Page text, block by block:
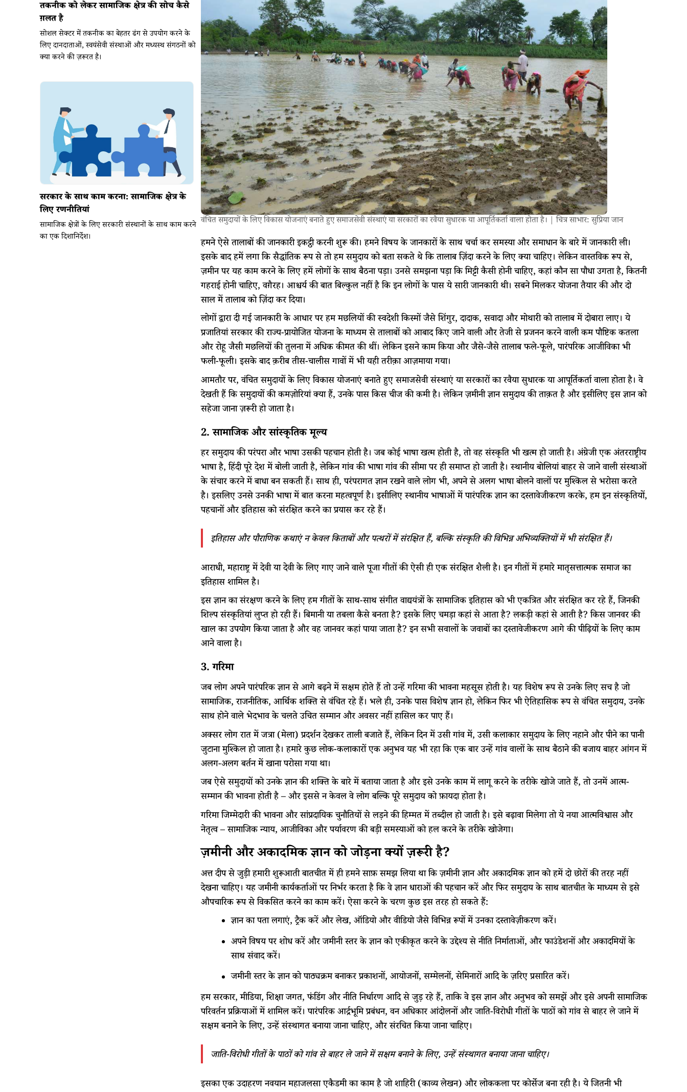
तकनीक को लेकर सामाजिक क्षेत्र की सोच कैसे
ग़लत है
सोशल सेक्टर में तकनीक का बेहतर ढंग से उपयोग करने के
लिए दानदाताओं, स्वयंसेवी संस्थाओं और मध्यस्थ संगठनों को
क्या करने की ज़रूरत है।
सरकार के साथ काम करना: सामाजिक क्षेत्र के
लिए रणनीतियां
सामाजिक क्षेत्रों के लिए सरकारी संस्थानों के साथ काम करने
का एक दिशानिर्देश।
वंचित समुदायों के लिए विकास योजनाएं बनाते हुए समाजसेवी संस्थाएं या सरकारों का रवैया सुधारक या आपूर्तिकर्ता वाला होता है। | चित्र साभार: सुप्रिया जान
हमने ऐसे तालाबों की जानकारी इकट्ठी करनी शुरू की। हमने विषय के जानकारों के साथ चर्चा कर समस्या और समाधान के बारे में जानकारी ली।
इसके बाद हमें लगा कि सैद्धांतिक रूप से तो हम समुदाय को बता सकते थे कि तालाब ज़िंदा करने के लिए क्या चाहिए। लेकिन वास्तविक रूप से,
ज़मीन पर यह काम करने के लिए हमें लोगों के साथ बैठना पड़ा। उनसे समझना पड़ा कि मिट्टी कैसी होनी चाहिए, कहां कौन सा पौधा उगता है, कितनी
गहराई होनी चाहिए, वग़ैरह। आश्चर्य की बात बिल्कुल नहीं है कि इन लोगों के पास ये सारी जानकारी थी। सबने मिलकर योजना तैयार की और दो
साल में तालाब को ज़िंदा कर दिया।
लोगों द्वारा दी गई जानकारी के आधार पर हम मछलियों की स्वदेशी किस्मों जैसे शिंगुर, दादाक, सवादा और मोथारी को तालाब में दोबारा लाए। ये
प्रजातियां सरकार की राज्य-प्रायोजित योजना के माध्यम से तालाबों को आबाद किए जाने वाली और तेजी से प्रजनन करने वाली कम पौष्टिक कतला
और रोहू जैसी मछलियों की तुलना में अधिक कीमत की थीं। लेकिन इसने काम किया और जैसे-जैसे तालाब फले-फूले, पारंपरिक आजीविका भी
फली-फूली। इसके बाद क़रीब तीस-चालीस गावों में भी यही तरीक़ा आज़माया गया।
आमतौर पर, वंचित समुदायों के लिए विकास योजनाएं बनाते हुए समाजसेवी संस्थाएं या सरकारों का रवैया सुधारक या आपूर्तिकर्ता वाला होता है। वे
देखती हैं कि समुदायों की कमज़ोरियां क्या हैं, उनके पास किस चीज की कमी है। लेकिन ज़मीनी ज्ञान समुदाय की ताक़त है और इसीलिए इस ज्ञान को
सहेजा जाना ज़रूरी हो जाता है।
2. सामाजिक और सांस्कृतिक मूल्य
हर समुदाय की परंपरा और भाषा उसकी पहचान होती है। जब कोई भाषा खत्म होती है, तो वह संस्कृति भी खत्म हो जाती है। अंग्रेजी एक अंतरराष्ट्रीय
भाषा है, हिंदी पूरे देश में बोली जाती है, लेकिन गांव की भाषा गांव की सीमा पर ही समाप्त हो जाती है। स्थानीय बोलियां बाहर से जाने वाली संस्थाओं
के संचार करने में बाधा बन सकती हैं। साथ ही, परंपरागत ज्ञान रखने वाले लोग भी, अपने से अलग भाषा बोलने वालों पर मुश्किल से भरोसा करते
है। इसलिए उनसे उनकी भाषा में बात करना महत्वपूर्ण है। इसीलिए स्थानीय भाषाओं में पारंपरिक ज्ञान का दस्तावेजीकरण करके, हम इन संस्कृतियों,
पहचानों और इतिहास को संरक्षित करने का प्रयास कर रहे हैं।
इतिहास और पौराणिक कथाएं न केवल किताबों और पत्थरों में संरक्षित हैं, बल्कि संस्कृति की विभिन्न अभिव्यक्तियों में भी संरक्षित हैं।
आराधी, महाराष्ट्र में देवी या देवी के लिए गाए जाने वाले पूजा गीतों की ऐसी ही एक संरक्षित शैली है। इन गीतों में हमारे मातृसत्तात्मक समाज का
इतिहास शामिल है।
इस ज्ञान का संरक्षण करने के लिए हम गीतों के साथ-साथ संगीत वाद्ययंत्रों के सामाजिक इतिहास को भी एकत्रित और संरक्षित कर रहे हैं, जिनकी
शिल्प संस्कृतियां लुप्त हो रही हैं। बिमानी या तबला कैसे बनता है? इसके लिए चमड़ा कहां से आता है? लकड़ी कहां से आती है? किस जानवर की
खाल का उपयोग किया जाता है और वह जानवर कहां पाया जाता है? इन सभी सवालों के जवाबों का दस्तावेजीकरण आगे की पीढ़ियों के लिए काम
आने वाला है।
3. गरिमा
जब लोग अपने पारंपरिक ज्ञान से आगे बढ़ने में सक्षम होते हैं तो उन्हें गरिमा की भावना महसूस होती है। यह विशेष रूप से उनके लिए सच है जो
सामाजिक, राजनीतिक, आर्थिक शक्ति से वंचित रहे हैं। भले ही, उनके पास विशेष ज्ञान हो, लेकिन फिर भी ऐतिहासिक रूप से वंचित समुदाय, उनके
साथ होने वाले भेदभाव के चलते उचित सम्मान और अवसर नहीं हासिल कर पाए हैं।
अक्सर लोग रात में जत्रा (मेला) प्रदर्शन देखकर ताली बजाते हैं, लेकिन दिन में उसी गांव में, उसी कलाकार समुदाय के लिए नहाने और पीने का पानी
जुटाना मुश्किल हो जाता है। हमारे कुछ लोक-कलाकारों एक अनुभव यह भी रहा कि एक बार उन्हें गांव वालों के साथ बैठाने की बजाय बाहर आंगन में
अलग-अलग बर्तन में खाना परोसा गया था।
जब ऐसे समुदायों को उनके ज्ञान की शक्ति के बारे में बताया जाता है और इसे उनके काम में लागू करने के तरीके खोजे जाते हैं, तो उनमें आत्म-
सम्मान की भावना होती है – और इससे न केवल वे लोग बल्कि पूरे समुदाय को फ़ायदा होता है।
गरिमा जिम्मेदारी की भावना और सांप्रदायिक चुनौतियों से लड़ने की हिम्मत में तब्दील हो जाती है। इसे बढ़ावा मिलेगा तो ये नया आत्मविश्वास और
नेतृत्व – सामाजिक न्याय, आजीविका और पर्यावरण की बड़ी समस्याओं को हल करने के तरीके खोजेगा।
ज़मीनी और अकादमिक ज्ञान को जोड़ना क्यों ज़रूरी है?
अत्त दीप से जुड़ी हमारी शुरूआती बातचीत में ही हमने साफ़ समझ लिया था कि ज़मीनी ज्ञान और अकादमिक ज्ञान को हमें दो छोरों की तरह नहीं
देखना चाहिए। यह जमीनी कार्यकर्ताओं पर निर्भर करता है कि वे ज्ञान धाराओं की पहचान करें और फिर समुदाय के साथ बातचीत के माध्यम से इसे
औपचारिक रूप से विकसित करने का काम करें। ऐसा करने के चरण कुछ इस तरह हो सकते हैं:
ज्ञान का पता लगाएं, ट्रैक करें और लेख, ऑडियो और वीडियो जैसे विभिन्न रूपों में उनका दस्तावेज़ीकरण करें।
अपने विषय पर शोध करें और जमीनी स्तर के ज्ञान को एकीकृत करने के उद्देश्य से नीति निर्माताओं, और फाउंडेशनों और अकादमियों के
साथ संवाद करें।
जमीनी स्तर के ज्ञान को पाठ्यक्रम बनाकर प्रकाशनों, आयोजनों, सम्मेलनों, सेमिनारों आदि के ज़रिए प्रसारित करें।
हम सरकार, मीडिया, शिक्षा जगत, फंडिंग और नीति निर्धारण आदि से जुड़ रहे हैं, ताकि वे इस ज्ञान और अनुभव को समझें और इसे अपनी सामाजिक
परिवर्तन प्रक्रियाओं में शामिल करें। पारंपरिक आर्द्रभूमि प्रबंधन, वन अधिकार आंदोलनों और जाति-विरोधी गीतों के पाठों को गांव से बाहर ले जाने में
सक्षम बनाने के लिए, उन्हें संस्थागत बनाया जाना चाहिए, और संरचित किया जाना चाहिए।
जाति-विरोधी गीतों के पाठों को गांव से बाहर ले जाने में सक्षम बनाने के लिए, उन्हें संस्थागत बनाया जाना चाहिए।
इसका एक उदाहरण नवयान महाजलसा एकैडमी का काम है जो शाहिरी (काव्य लेखन) और लोककला पर कोर्सेज बना रही है। ये जितनी भी